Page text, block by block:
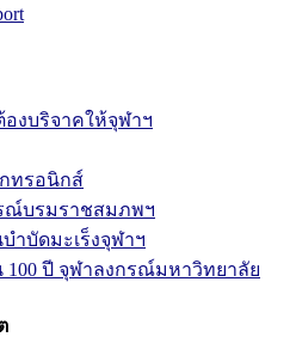
องบริจาคให้จุฬาฯ
ทรอนิกส์
ณ์บรมราชสมภพฯ
บัดมะเร็งจุฬาฯ
100 ปี จุฬาลงกรณ์มหาวิทยาลัย